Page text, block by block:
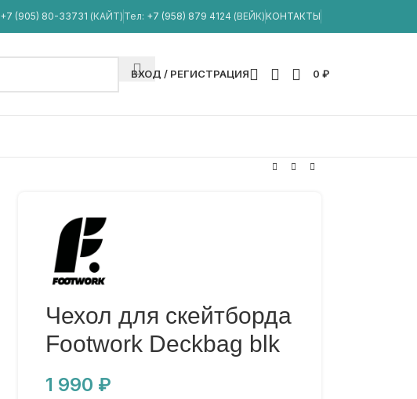
+7 (905) 80-33731 (КАЙТ) Тел: +7 (958) 879 4124 (ВЕЙК) КОНТАКТЫ
ВХОД / РЕГИСТРАЦИЯ 0 ₽
Чехол для скейтборда
Footwork Deckbag blk
1 990 ₽